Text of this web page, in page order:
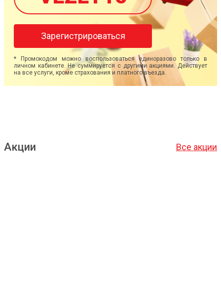
Зарегистрироваться
* Промокодом можно воспользоваться единоразово только в
личном кабинете. Не суммируется с другими акциями. Действует
на все услуги, кроме страхования и платного въезда.
Акции Все акции